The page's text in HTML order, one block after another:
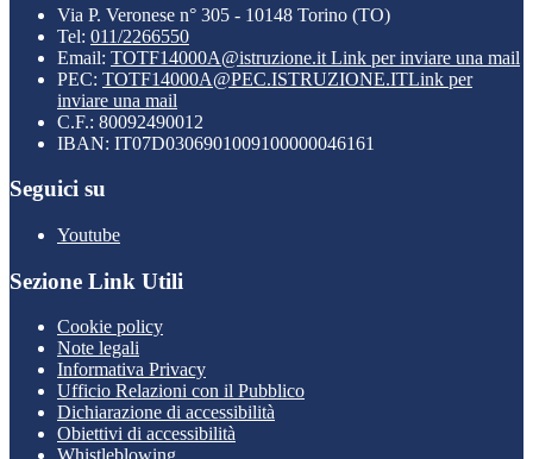
Via P. Veronese n° 305 - 10148 Torino (TO)
Tel: 011/2266550
Email: TOTF14000A@istruzione.it Link per inviare una mail
PEC: TOTF14000A@PEC.ISTRUZIONE.ITLink per
inviare una mail
C.F.: 80092490012
IBAN: IT07D0306901009100000046161
Seguici su
Youtube
Sezione Link Utili
Cookie policy
Note legali
Informativa Privacy
Ufficio Relazioni con il Pubblico
Dichiarazione di accessibilità
Obiettivi di accessibilità